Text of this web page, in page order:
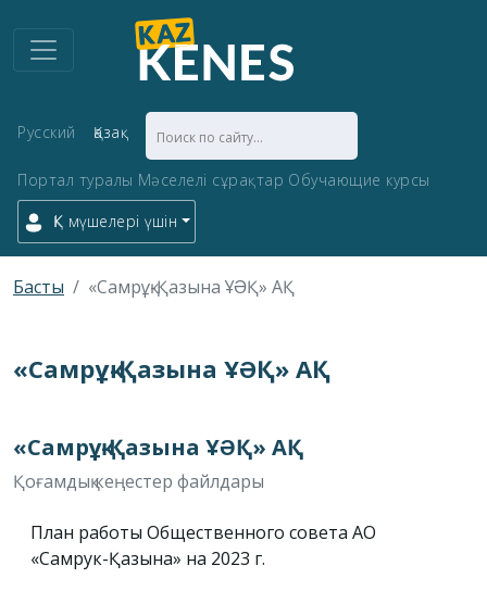
Русский Қазақ
Портал туралы Мәселелі сұрақтар Обучающие курсы
ҚК мүшелері үшін
Басты «Самрұқ-Қазына ҰƏҚ» АҚ
«Самрұқ-Қазына ҰƏҚ» АҚ
«Самрұқ-Қазына ҰƏҚ» АҚ
Қоғамдық кеңестер файлдары
План работы Общественного совета АО
«Самрук-Қазына» на 2023 г.